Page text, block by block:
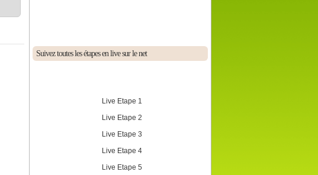
Suivez toutes les étapes en live sur le net
Live Etape 1
Live Etape 2
Live Etape 3
Live Etape 4
Live Etape 5